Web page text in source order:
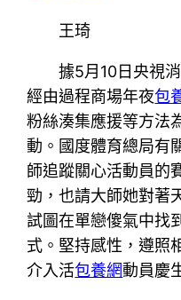
王琦
據5月10日央視
經由過程商場年夜包
粉絲湊集應援等方法
動。國度體育總局有
師追蹤關心活動員的
勁，也請大師她對著
試圖在單戀傻氣中找
式。堅持感性，遵照
介入活包養網動員慶